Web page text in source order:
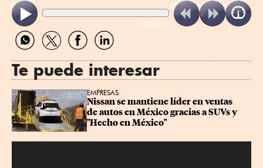
ReadSpeaker
Compartir
por
Compartir
por
Compartir
por
Compartir
por
Te puede interesar
EMPRESAS
Nissan se mantiene líder en ventas
de autos en México gracias a SUVs y
"Hecho en México"